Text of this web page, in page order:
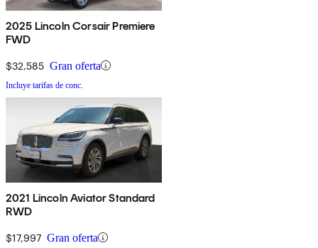
2025 Lincoln Corsair Premiere
FWD
$32,585 Gran oferta
Incluye tarifas de conc.
2021 Lincoln Aviator Standard
RWD
$17,997 Gran oferta